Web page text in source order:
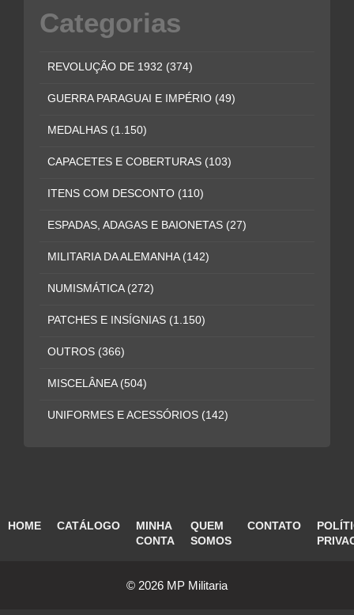
Categorias
REVOLUÇÃO DE 1932 (374)
GUERRA PARAGUAI E IMPÉRIO (49)
MEDALHAS (1.150)
CAPACETES E COBERTURAS (103)
ITENS COM DESCONTO (110)
ESPADAS, ADAGAS E BAIONETAS (27)
MILITARIA DA ALEMANHA (142)
NUMISMÁTICA (272)
PATCHES E INSÍGNIAS (1.150)
OUTROS (366)
MISCELÂNEA (504)
UNIFORMES E ACESSÓRIOS (142)
HOME CATÁLOGO
MINHA
CONTA
QUEM
SOMOS
CONTATO
© 2026 MP Militaria